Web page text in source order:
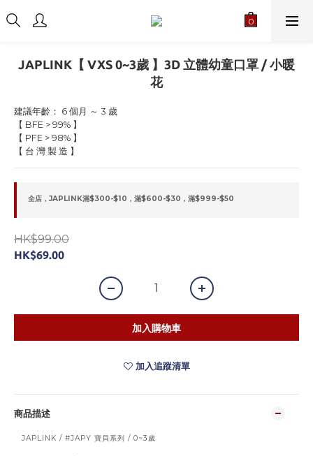
JAPLINK【 VXS 0~3歲 】3D 立體幼童口罩 / 小暖
花
建議年齡： 6 個月 ～ 3 歲
【 BFE > 99% 】
【 PFE > 98% 】
【 台 灣 製 造 】
全店，JAPLINK滿$300-$10，滿$600-$30，滿$999-$50
HK$99.00
HK$69.00
加入購物車
加入追蹤清單
商品描述
JAPLINK / #JAPY 寶貝系列 / 0~3歲